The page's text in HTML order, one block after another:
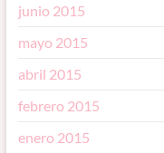
junio 2015
mayo 2015
abril 2015
febrero 2015
enero 2015